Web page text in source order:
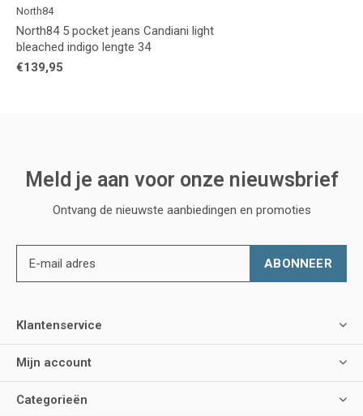
North84
North84 5 pocket jeans Candiani light
bleached indigo lengte 34
€139,95
Meld je aan voor onze nieuwsbrief
Ontvang de nieuwste aanbiedingen en promoties
ABONNEER
Klantenservice
Mijn account
Categorieën